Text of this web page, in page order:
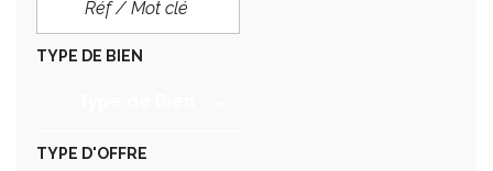
TYPE DE BIEN
TYPE D'OFFRE